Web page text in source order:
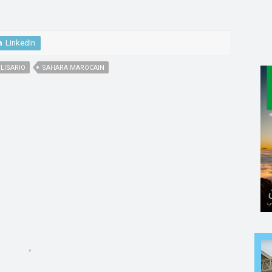
LinkedIn
SAHARA MAROCAIN